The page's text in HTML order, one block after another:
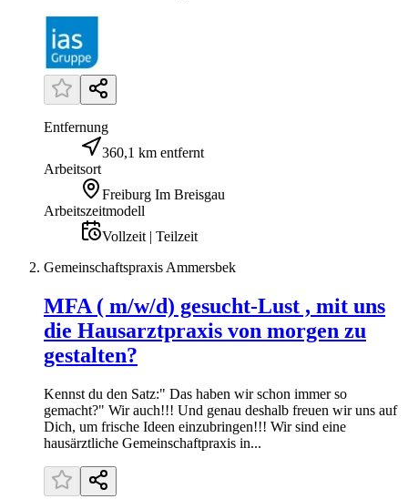
Entfernung
360,1 km entfernt
Arbeitsort
Freiburg Im Breisgau
Arbeitszeitmodell
Vollzeit | Teilzeit
Gemeinschaftspraxis Ammersbek
MFA ( m/w/d) gesucht-Lust , mit uns
die Hausarztpraxis von morgen zu
gestalten?
Kennst du den Satz:" Das haben wir schon immer so
gemacht?" Wir auch!!! Und genau deshalb freuen wir uns auf
Dich, um frische Ideen einzubringen!!! Wir sind eine
hausärztliche Gemeinschaftpraxis in...